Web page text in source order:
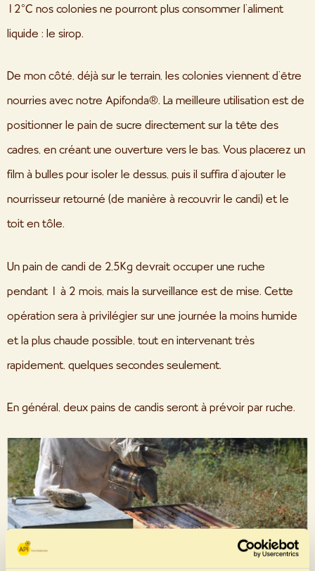
12°C nos colonies ne pourront plus consommer l’aliment
liquide : le sirop.
De mon côté, déjà sur le terrain, les colonies viennent d’être
nourries avec notre Apifonda®. La meilleure utilisation est de
positionner le pain de sucre directement sur la tête des
cadres, en créant une ouverture vers le bas. Vous placerez un
film à bulles pour isoler le dessus, puis il suffira d’ajouter le
nourrisseur retourné (de manière à recouvrir le candi) et le
toit en tôle.
Un pain de candi de 2,5Kg devrait occuper une ruche
pendant 1 à 2 mois, mais la surveillance est de mise. Cette
opération sera à privilégier sur une journée la moins humide
et la plus chaude possible, tout en intervenant très
rapidement, quelques secondes seulement.
En général, deux pains de candis seront à prévoir par ruche.